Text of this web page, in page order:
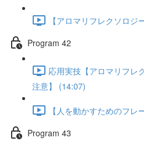
【アロマリフレクソロ
Program 42
応用実技【アロマリフレ
注意】 (14:07)
【人を動かすためのフ
Program 43